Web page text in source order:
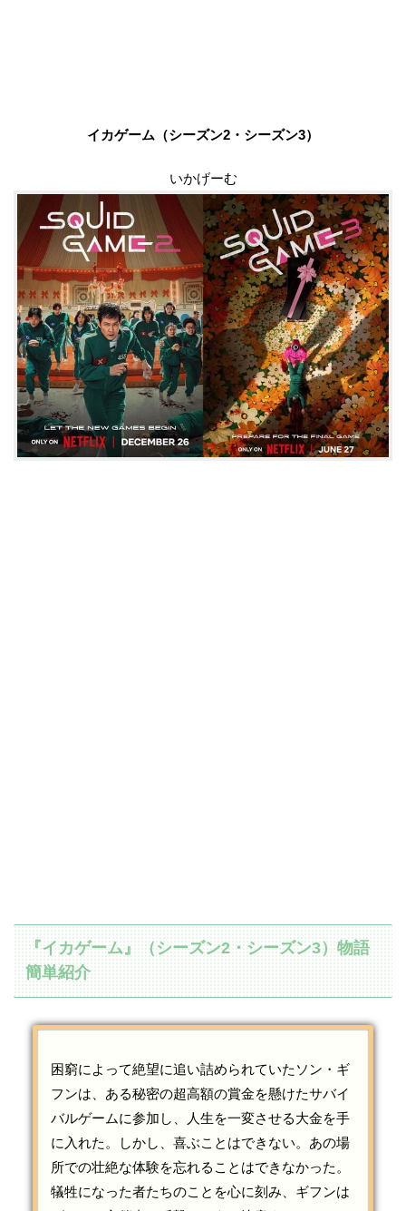
イカゲーム（シーズン2・シーズン3）
いかげーむ
『イカゲーム』（シーズン2・シーズン3）物語
簡単紹介
困窮によって絶望に追い詰められていたソン・ギ
フンは、ある秘密の超高額の賞金を懸けたサバイ
バルゲームに参加し、人生を一変させる大金を手
に入れた。しかし、喜ぶことはできない。あの場
所での壮絶な体験を忘れることはできなかった。
犠牲になった者たちのことを心に刻み、ギフンは